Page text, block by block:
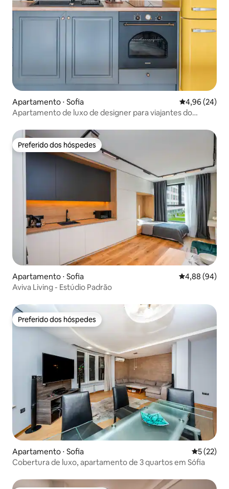
Apartamento ⋅ Sofia 4,96 de uma
4,96 (24)
Apartamento de luxo de designer para viajantes do
Preferido dos hóspedes
Preferido dos hóspedes
Apartamento ⋅ Sofia 4,88 de uma
4,88 (94)
Aviva Living - Estúdio Padrão
Preferido dos hóspedes
Preferido dos hóspedes
Apartamento ⋅ Sofia 5 de uma
5 (22)
Cobertura de luxo, apartamento de 3 quartos em Sófia